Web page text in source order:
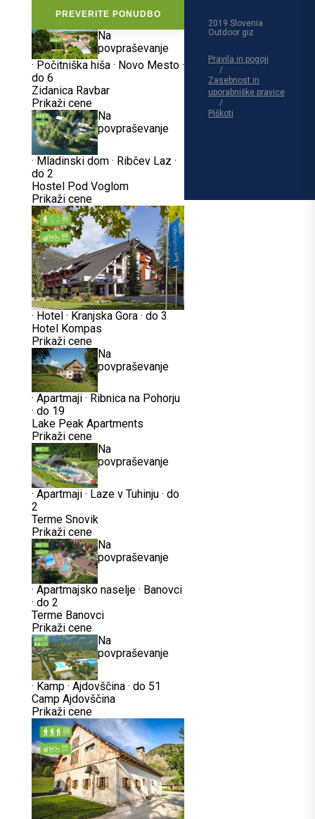
PREVERITE PONUDBO
Na
povpraševanje
· Počitniška hiša · Novo Mesto ·
do 6
Zidanica Ravbar
Prikaži cene
Na
povpraševanje
· Mladinski dom · Ribčev Laz ·
do 2
Hostel Pod Voglom
Prikaži cene
· Hotel · Kranjska Gora · do 3
Hotel Kompas
Prikaži cene
Na
povpraševanje
· Apartmaji · Ribnica na Pohorju
· do 19
Lake Peak Apartments
Prikaži cene
Na
povpraševanje
· Apartmaji · Laze v Tuhinju · do
2
Terme Snovik
Prikaži cene
Na
povpraševanje
· Apartmajsko naselje · Banovci
· do 2
Terme Banovci
Prikaži cene
Na
povpraševanje
· Kamp · Ajdovščina · do 51
Camp Ajdovščina
Prikaži cene
2019 Slovenia
Outdoor giz
Pravila in pogoji
Zasebnost in
uporabniške pravice
Piškoti